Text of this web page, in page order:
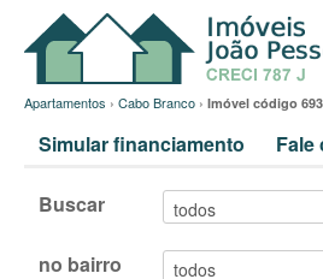
Apartamentos › Cabo Branco › Imóvel código 693
Simular financiamento Fale
Buscar
no bairro